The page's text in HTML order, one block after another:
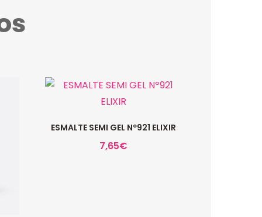
ESMALTE SEMI GEL Nº921 ELIXIR
7,65€